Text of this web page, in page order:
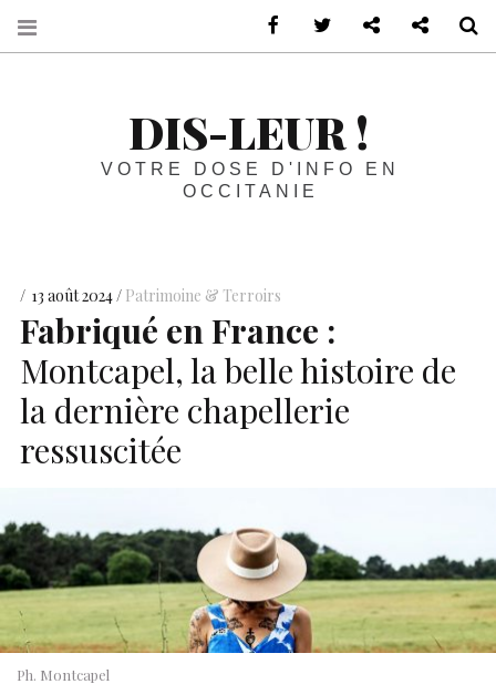
DIS-LEUR !
VOTRE DOSE D'INFO EN
OCCITANIE
13 août 2024 Patrimoine & Terroirs
Fabriqué en France :
Montcapel, la belle histoire de
la dernière chapellerie
ressuscitée
Ph. Montcapel
sur Facebook
sur TwitterContactez-nous
Notre